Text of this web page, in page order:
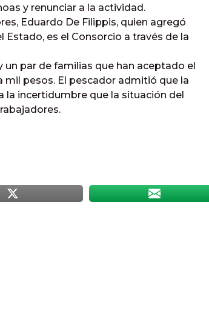
y renunciar a la actividad.
Eduardo De Filippis, quien agregó
es el Consorcio a través de la
un par de familias que han aceptado el
pesos. El pescador admitió que la
la incertidumbre que la situación del